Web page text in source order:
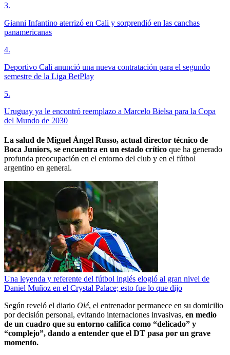
3.
Gianni Infantino aterrizó en Cali y sorprendió en las canchas
panamericanas
4.
Deportivo Cali anunció una nueva contratación para el segundo
semestre de la Liga BetPlay
5.
Uruguay ya le encontró reemplazo a Marcelo Bielsa para la Copa
del Mundo de 2030
La salud de Miguel Ángel Russo, actual director técnico de
Boca Juniors, se encuentra en un estado crítico que ha generado
profunda preocupación en el entorno del club y en el fútbol
argentino en general.
Una leyenda y referente del fútbol inglés elogió al gran nivel de
Daniel Muñoz en el Crystal Palace; esto fue lo que dijo
Según reveló el diario Olé, el entrenador permanece en su domicilio
por decisión personal, evitando internaciones invasivas, en medio
de un cuadro que su entorno califica como “delicado” y
“complejo”, dando a entender que el DT pasa por un grave
momento.